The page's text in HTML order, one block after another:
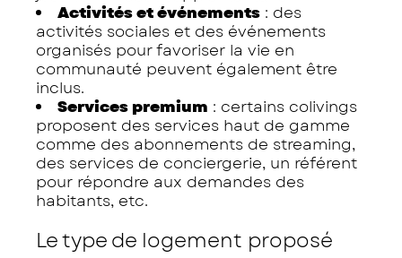
Activités et événements : des
activités sociales et des événements
organisés pour favoriser la vie en
communauté peuvent également être
inclus.
Services premium : certains colivings
proposent des services haut de gamme
comme des abonnements de streaming,
des services de conciergerie, un référent
pour répondre aux demandes des
habitants, etc.
Le type de logement proposé